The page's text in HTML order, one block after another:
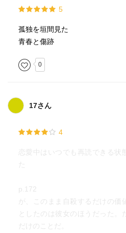
ーナでさえ、なんでもないこと
とを追って歩きながら、だしぬ
まり、眠るなんてばかげている
「それから、ジーニアの腕を取
うつけくわえた。「仕事として
もしなくてすむんだし、ひとが
てる画家のところへ通ってたと
に皆でお茶を飲んでたわ。世の
—『美しい夏』チェーザレ・パヴ
https://a.co/bUbhFP8
5
孤独を垣間見た
青春と傷跡
0
17さん
4
恋愛中はいつでも再読できる状
た
p.172
が、このまま自殺するだけの価
としたのは彼女のほうだった。
だけのことだ。